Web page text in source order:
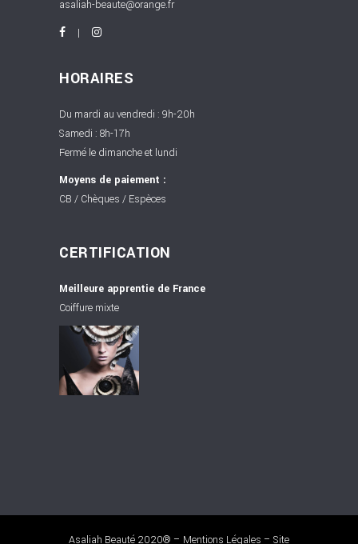
asaliah-beaute@orange.fr
HORAIRES
Du mardi au vendredi : 9h-20h
Samedi : 8h-17h
Fermé le dimanche et lundi
Moyens de paiement :
CB / Chèques / Espèces
CERTIFICATION
Meilleure apprentie de France
Coiffure mixte
Asaliah Beauté 2020® – Mentions Légales – Site